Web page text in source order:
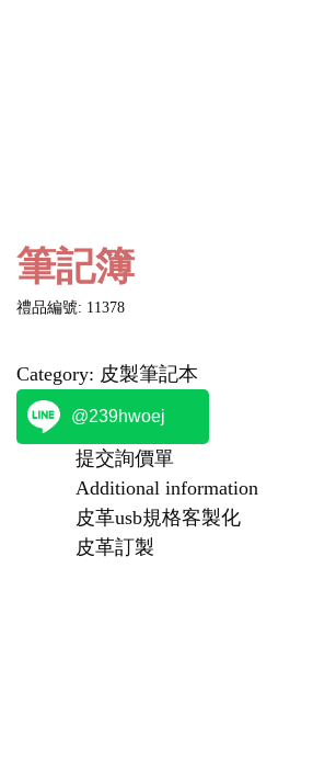
筆記簿
禮品編號: 11378
Category: 皮製筆記本
@239hwoej
提交詢價單
Additional information
皮革usb規格客製化
皮革訂製